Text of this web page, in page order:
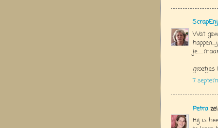
Wat
groetjes
7
Petra zei
Hij is